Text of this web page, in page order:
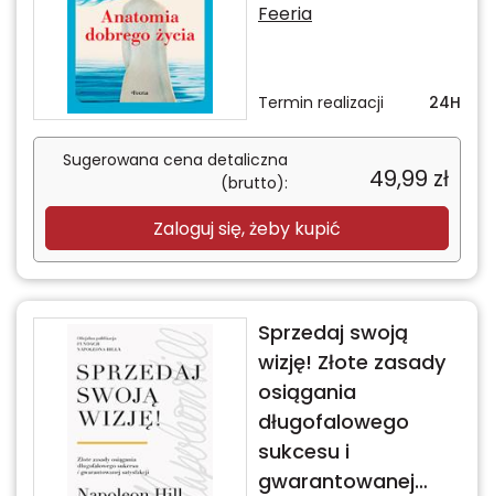
Feeria
Termin realizacji 24H
Sugerowana cena detaliczna
(brutto):
49,99 zł
Zaloguj się, żeby kupić
Sprzedaj swoją
wizję! Złote zasady
osiągania
długofalowego
sukcesu i
gwarantowanej